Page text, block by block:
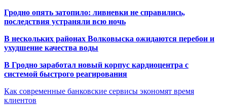
Гродно опять затопило: ливневки не справились,
последствия устраняли всю ночь
В нескольких районах Волковыска ожидаются перебои и
ухудшение качества воды
В Гродно заработал новый корпус кардиоцентра с
системой быстрого реагирования
Как современные банковские сервисы экономят время
клиентов